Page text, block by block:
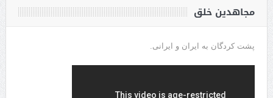
مجاهدین خلق
پشت کردگان به ایران و ایرانی.